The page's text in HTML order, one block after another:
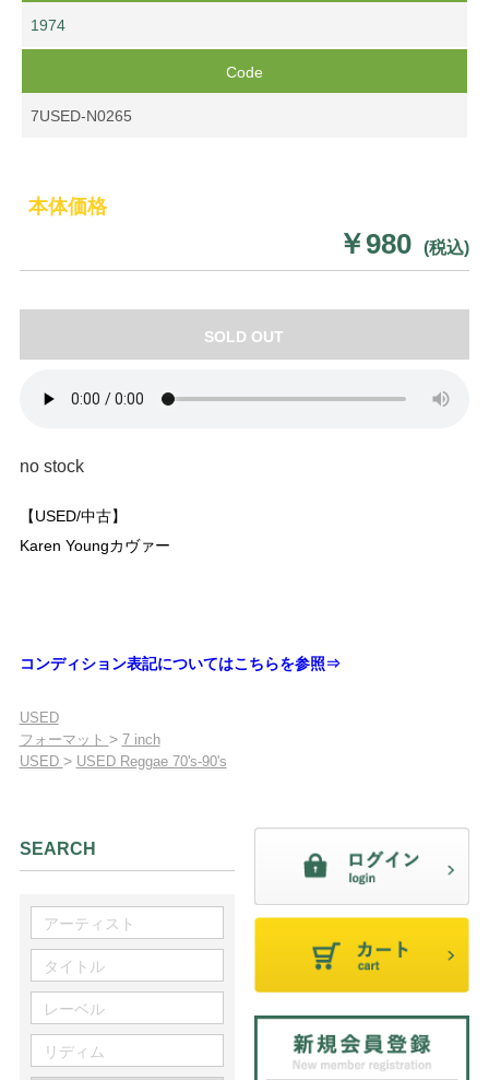
1974
Code
7USED-N0265
本体価格
￥980 (税込)
SOLD OUT
no stock
【USED/中古】
Karen Youngカヴァー
コンディション表記についてはこちらを参照⇒
USED
フォーマット > 7 inch
USED > USED Reggae 70's-90's
SEARCH